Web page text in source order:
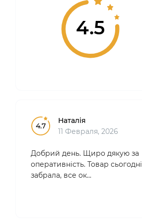
4.5
4.7
Наталія
11 Февраля, 2026
Добрий день. Щиро дякую за
оперативність. Товар сьогодні
забрала, все ок...